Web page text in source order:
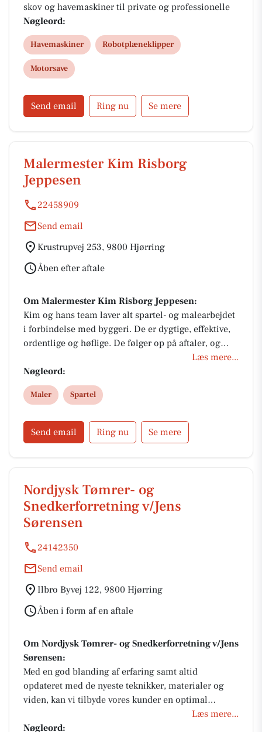
skov og havemaskiner til private og professionelle
Nøgleord:
Havemaskiner Robotplæneklipper
Motorsave
Send email Ring nu Se mere
Malermester Kim Risborg
Jeppesen
22458909
Send email
Krustrupvej 253, 9800 Hjørring
Åben efter aftale
Om Malermester Kim Risborg Jeppesen:
Kim og hans team laver alt spartel- og malearbejdet
i forbindelse med byggeri. De er dygtige, effektive,
ordentlige og høflige. De følger op på aftaler, og
stopper ikke før kunden er tilfreds og laver et flot
stykke arbejde.
Læs mere...
Nøgleord:
Maler Spartel
Send email Ring nu Se mere
Nordjysk Tømrer- og
Snedkerforretning v/Jens
Sørensen
24142350
Send email
Ilbro Byvej 122, 9800 Hjørring
Åben i form af en aftale
Om Nordjysk Tømrer- og Snedkerforretning v/Jens
Sørensen:
Med en god blanding af erfaring samt altid
opdateret med de nyeste teknikker, materialer og
viden, kan vi tilbyde vores kunder en optimal
løsning i forbindelse med alle relevante opgaver og
store som små.
Læs mere...
Nøgleord: